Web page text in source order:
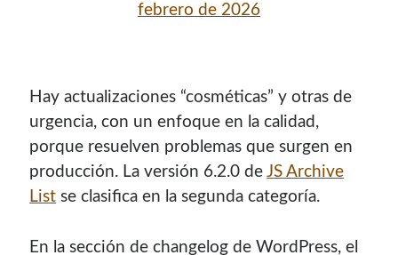
¡Hola mi nombre es Miguel Useche!
Soy desarrollador web
, colaboro en comunidades como
Mozilla (Hispano|Venezuela y enWordPress Venezuela
promuevo tecnologías abiertas, mantengoPKGBUILDS
o dar charlas.
febrero de 2026
Hay actualizaciones “cosméticas” y otras de
urgencia, con un enfoque en la calidad,
porque resuelven problemas que surgen en
producción. La versión 6.2.0 deJS Archive
List se clasifica en la segunda categoría.
En la sección de changelog de WordPress, el